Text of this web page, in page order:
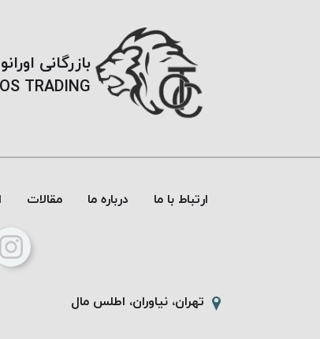
بازرگانی
TRADING
ارتباط با ما درباره ما مقالات
تهران، نیاوران، اطلس مال